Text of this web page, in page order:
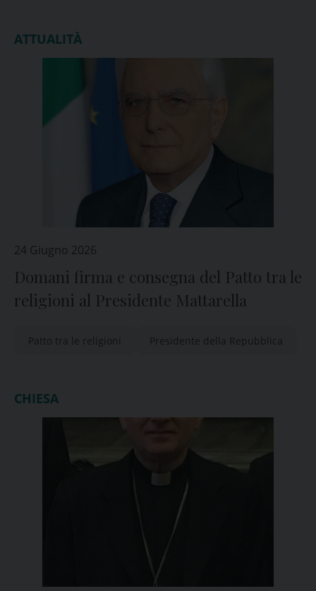
ATTUALITÀ
24 Giugno 2026
Domani firma e consegna del Patto tra le
religioni al Presidente Mattarella
Patto tra le religioni Presidente della Repubblica
CHIESA